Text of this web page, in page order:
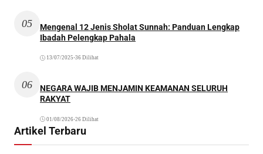
05
Mengenal 12 Jenis Sholat Sunnah: Panduan Lengkap
Ibadah Pelengkap Pahala
13/07/2025 •36 Dilihat
06
NEGARA WAJIB MENJAMIN KEAMANAN SELURUH
RAKYAT
01/08/2026•26 Dilihat
Artikel Terbaru